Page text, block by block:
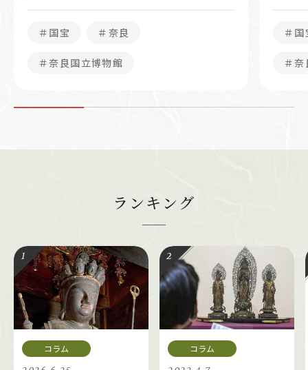
＃国宝 ＃奈良
＃奈良国立博物館
＃国
＃
ランキング